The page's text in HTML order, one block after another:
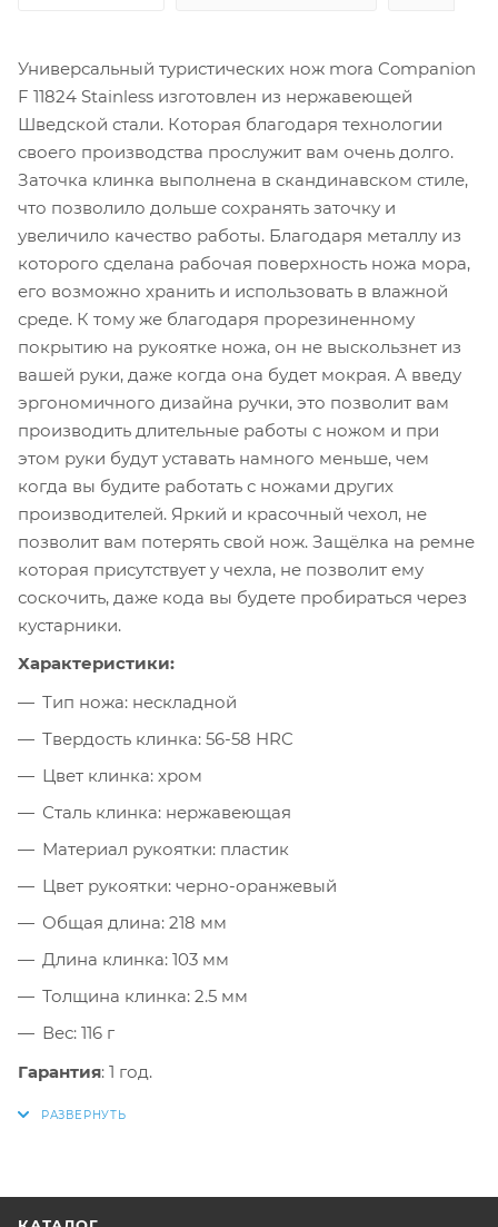
Универсальный туристических нож mora Companion
F 11824 Stainless изготовлен из нержавеющей
Шведской стали. Которая благодаря технологии
своего производства прослужит вам очень долго.
Заточка клинка выполнена в скандинавском стиле,
что позволило дольше сохранять заточку и
увеличило качество работы. Благодаря металлу из
которого сделана рабочая поверхность ножа мора,
его возможно хранить и использовать в влажной
среде. К тому же благодаря прорезиненному
покрытию на рукоятке ножа, он не выскользнет из
вашей руки, даже когда она будет мокрая. А введу
эргономичного дизайна ручки, это позволит вам
производить длительные работы с ножом и при
этом руки будут уставать намного меньше, чем
когда вы будите работать с ножами других
производителей. Яркий и красочный чехол, не
позволит вам потерять свой нож. Защёлка на ремне
которая присутствует у чехла, не позволит ему
соскочить, даже кода вы будете пробираться через
кустарники.
Характеристики:
Тип ножа: нескладной
Твердость клинка: 56-58 HRC
Цвет клинка: хром
Сталь клинка: нержавеющая
Материал рукоятки: пластик
Цвет рукоятки: черно-оранжевый
Общая длина: 218 мм
Длина клинка: 103 мм
Толщина клинка: 2.5 мм
Вес: 116 г
Гарантия: 1 год.